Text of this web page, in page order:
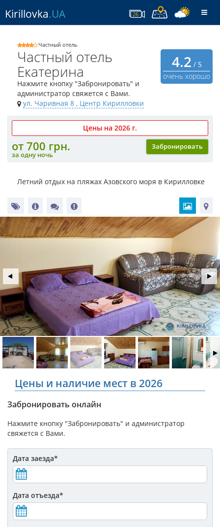
Kirillovka.UA 26
4.2 / 5
очень хорошо
Частный отель
Частный отель
Екатерина
Нажмите кнопку "Забронировать" и
администратор свяжется с Вами.
ул. Чаривная 8 , Центр Кирилловки
Цены на 2026 г.
Забронировать
от 700 грн.
за одну ночь
Летний отдых на пляжах Азовского моря в Кирилловке
Цены и наличие мест в 2026
Забронировать онлайн
Нажмите кнопку "Забронировать" и администратор
свяжется с Вами.
Дата заезда*
Дата отъезда*